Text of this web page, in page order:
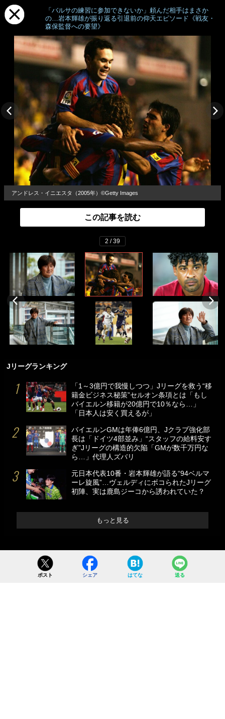
「バルサの練習に参加できないか」頼んだ相手はまさか
の…岩本輝雄が振り返る引退前の仰天エピソード《戦友・
森保監督への要望》
アンドレス・イニエスタ（2005年）©︎Getty Images
この記事を読む
2 / 39
Jリーグランキング
「1～3億円で我慢しつつ」Jリーグを救う“移
籍金ビジネス秘策”セルオン条項とは「もし
バイエルン移籍が20億円で10％なら…」
「日本人は安く買えるが」
バイエルンGMは年俸6億円、Jクラブ強化部
長は「ドイツ4部並み」“スタッフの給料安す
ぎ”Jリーグの構造的欠陥「GMが数千万円な
ら…」代理人ズバリ
元日本代表10番・岩本輝雄が語る“94ベルマ
ーレ旋風”…ヴェルディにボコられたJリーグ
初陣、実は鹿島ジーコから誘われていた？
もっと見る
ポスト シェア はてな 送る